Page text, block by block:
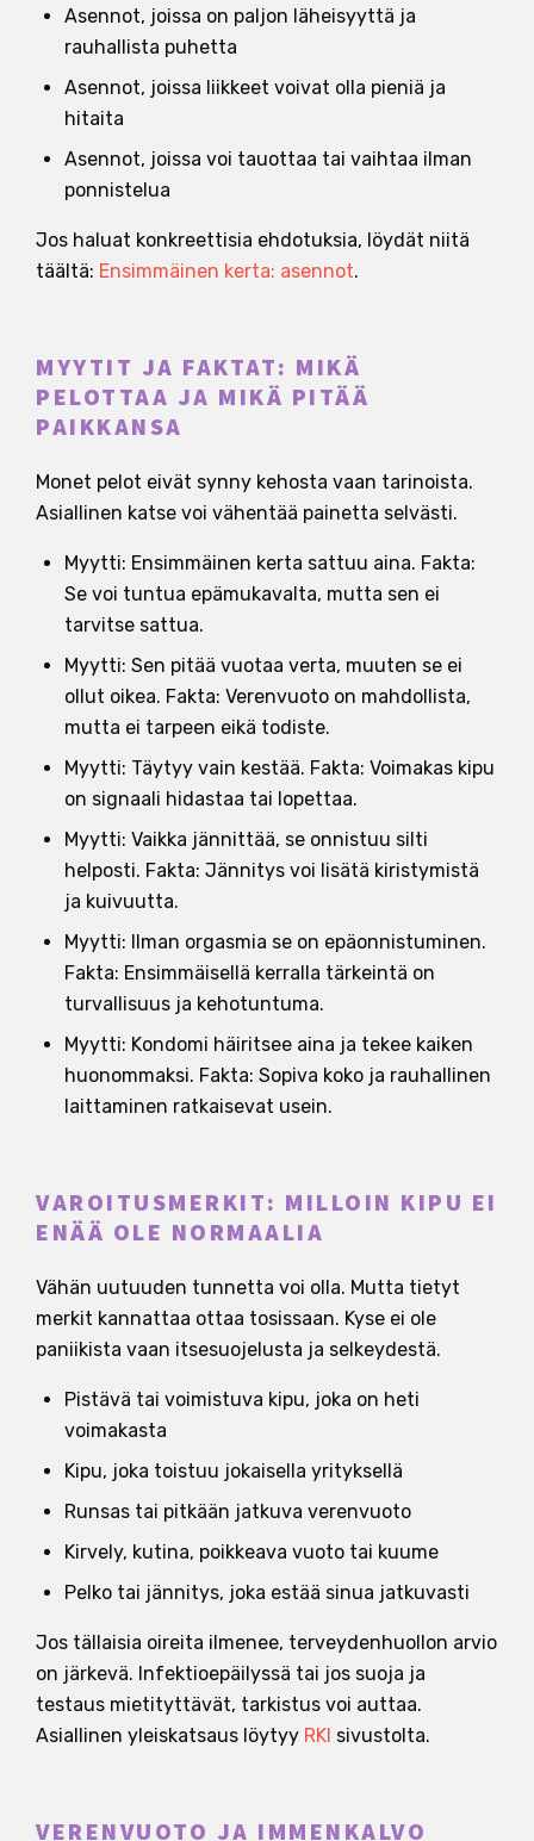
Asennot, joissa on paljon läheisyyttä ja
rauhallista puhetta
Asennot, joissa liikkeet voivat olla pieniä ja
hitaita
Asennot, joissa voi tauottaa tai vaihtaa ilman
ponnistelua
Jos haluat konkreettisia ehdotuksia, löydät niitä
täältä: Ensimmäinen kerta: asennot.
MYYTIT JA FAKTAT: MIKÄ
PELOTTAA JA MIKÄ PITÄÄ
PAIKKANSA
Monet pelot eivät synny kehosta vaan tarinoista.
Asiallinen katse voi vähentää painetta selvästi.
Myytti: Ensimmäinen kerta sattuu aina. Fakta:
Se voi tuntua epämukavalta, mutta sen ei
tarvitse sattua.
Myytti: Sen pitää vuotaa verta, muuten se ei
ollut oikea. Fakta: Verenvuoto on mahdollista,
mutta ei tarpeen eikä todiste.
Myytti: Täytyy vain kestää. Fakta: Voimakas kipu
on signaali hidastaa tai lopettaa.
Myytti: Vaikka jännittää, se onnistuu silti
helposti. Fakta: Jännitys voi lisätä kiristymistä
ja kuivuutta.
Myytti: Ilman orgasmia se on epäonnistuminen.
Fakta: Ensimmäisellä kerralla tärkeintä on
turvallisuus ja kehotuntuma.
Myytti: Kondomi häiritsee aina ja tekee kaiken
huonommaksi. Fakta: Sopiva koko ja rauhallinen
laittaminen ratkaisevat usein.
VAROITUSMERKIT: MILLOIN KIPU EI
ENÄÄ OLE NORMAALIA
Vähän uutuuden tunnetta voi olla. Mutta tietyt
merkit kannattaa ottaa tosissaan. Kyse ei ole
paniikista vaan itsesuojelusta ja selkeydestä.
Pistävä tai voimistuva kipu, joka on heti
voimakasta
Kipu, joka toistuu jokaisella yrityksellä
Runsas tai pitkään jatkuva verenvuoto
Kirvely, kutina, poikkeava vuoto tai kuume
Pelko tai jännitys, joka estää sinua jatkuvasti
Jos tällaisia oireita ilmenee, terveydenhuollon arvio
on järkevä. Infektioepäilyssä tai jos suoja ja
testaus mietityttävät, tarkistus voi auttaa.
Asiallinen yleiskatsaus löytyy RKI sivustolta.
VERENVUOTO JA IMMENKALVO